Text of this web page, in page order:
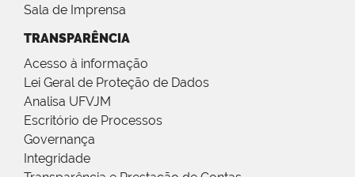
Sala de Imprensa
TRANSPARÊNCIA
Acesso à informação
Lei Geral de Proteção de Dados
Analisa UFVJM
Escritório de Processos
Governança
Integridade